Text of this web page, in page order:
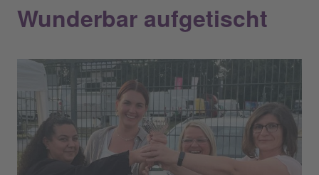
Wunderbar aufgetischt